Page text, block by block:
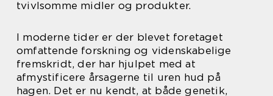
tvivlsomme midler og produkter.
I moderne tider er der blevet foretaget
omfattende forskning og videnskabelige
fremskridt, der har hjulpet med at
afmystificere årsagerne til uren hud på
hagen. Det er nu kendt, at både genetik,